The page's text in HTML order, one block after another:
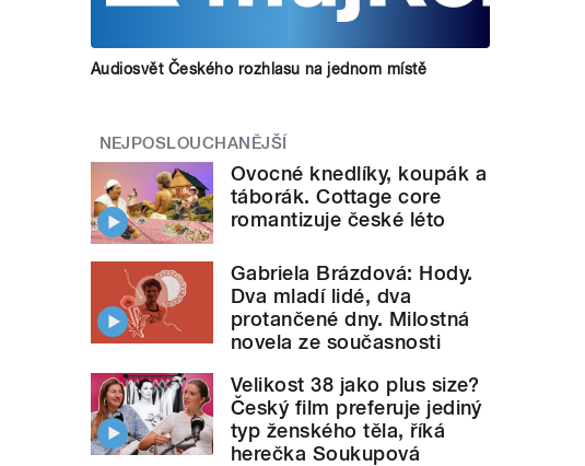
Audiosvět Českého rozhlasu na jednom místě
NEJPOSLOUCHANĚJŠÍ
Ovocné knedlíky, koupák a
táborák. Cottage core
romantizuje české léto
Gabriela Brázdová: Hody.
Dva mladí lidé, dva
protančené dny. Milostná
novela ze současnosti
Velikost 38 jako plus size?
Český film preferuje jediný
typ ženského těla, říká
herečka Soukupová